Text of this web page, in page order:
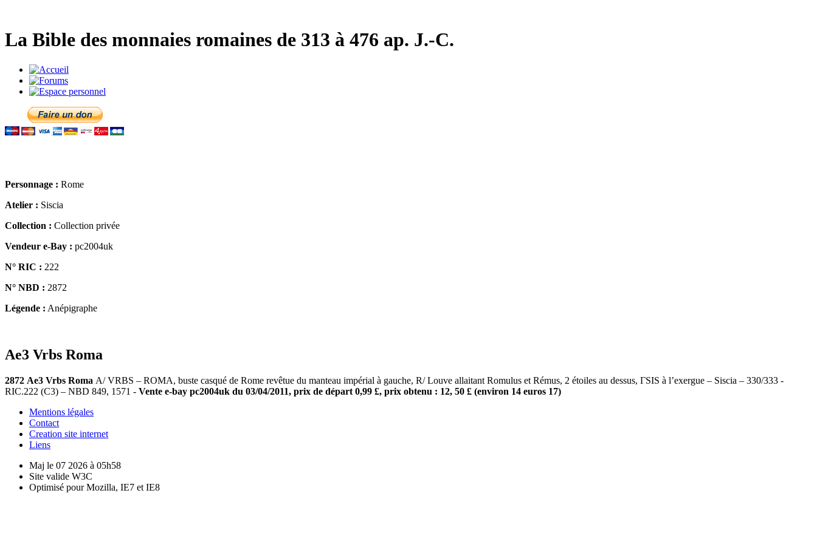
La Bible des monnaies romaines de 313 à 476 ap. J.-C.
Personnage : Rome
Atelier : Siscia
Collection : Collection privée
Vendeur e-Bay : pc2004uk
N° RIC : 222
N° NBD : 2872
Légende : Anépigraphe
Ae3 Vrbs Roma
2872 Ae3 Vrbs Roma A/ VRBS – ROMA, buste casqué de Rome revêtue du manteau impérial à gauche, R/ Louve allaitant Romulus et Rémus, 2 étoiles au dessus, ΓSIS à l’exergue – Siscia – 330/333 -
RIC.222 (C3) – NBD 849, 1571 - Vente e-bay pc2004uk du 03/04/2011, prix de départ 0,99 £, prix obtenu : 12, 50 £ (environ 14 euros 17)
Mentions légales
Contact
Creation site internet
Liens
Maj le 07 2026 à 05h58
Site valide W3C
Optimisé pour Mozilla, IE7 et IE8